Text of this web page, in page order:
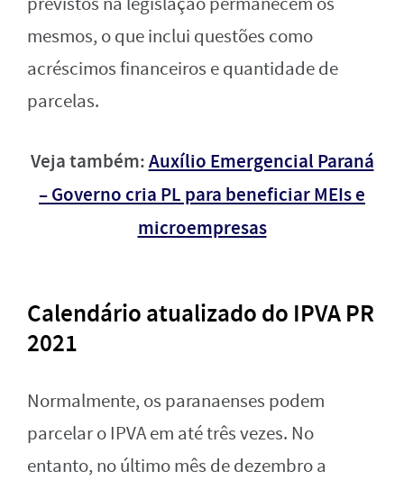
mesmos, o que inclui questões como
acréscimos financeiros e quantidade de
parcelas.
Veja também:Auxílio Emergencial Paraná
– Governo cria PL para beneficiar MEIs e
microempresas
Calendário atualizado do IPVA PR
2021
Normalmente, os paranaenses podem
parcelar o IPVA em até três vezes. No
entanto, no último mês de dezembro a